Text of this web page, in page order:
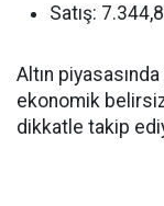
Satış:
Altın
ekonomik
dikkatle takip